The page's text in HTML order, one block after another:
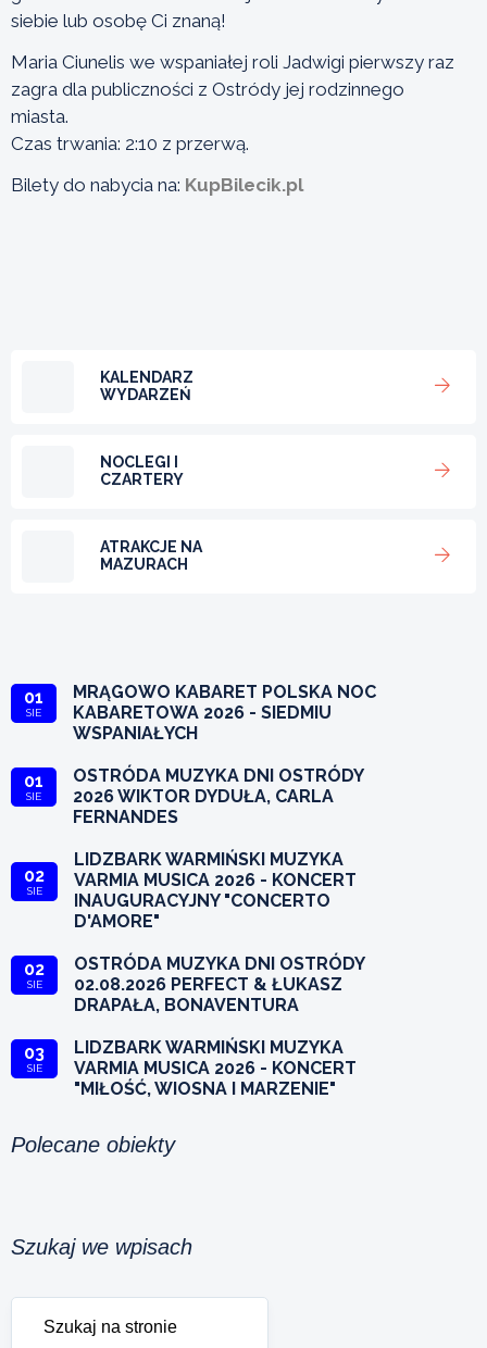
siebie lub osobę Ci znaną!
Maria Ciunelis we wspaniałej roli Jadwigi pierwszy raz
zagra dla publiczności z Ostródy jej rodzinnego
miasta.
Czas trwania: 2:10 z przerwą.
Bilety do nabycia na: KupBilecik.pl
KALENDARZ
WYDARZEŃ
NOCLEGI I
CZARTERY
ATRAKCJE NA
MAZURACH
01
SIE
MRĄGOWO KABARET POLSKA NOC
KABARETOWA 2026 - SIEDMIU
WSPANIAŁYCH
01
SIE
OSTRÓDA MUZYKA DNI OSTRÓDY
2026 WIKTOR DYDUŁA, CARLA
FERNANDES
02
SIE
LIDZBARK WARMIŃSKI MUZYKA
VARMIA MUSICA 2026 - KONCERT
INAUGURACYJNY "CONCERTO
D'AMORE"
02
SIE
OSTRÓDA MUZYKA DNI OSTRÓDY
02.08.2026 PERFECT & ŁUKASZ
DRAPAŁA, BONAVENTURA
03
SIE
LIDZBARK WARMIŃSKI MUZYKA
VARMIA MUSICA 2026 - KONCERT
"MIŁOŚĆ, WIOSNA I MARZENIE"
Polecane obiekty
Szukaj we wpisach